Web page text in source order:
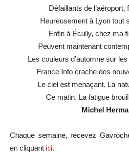
Défaillants de l’aéroport,
Heureusement à Lyon tout
Enfin à Écully, chez ma
Peuvent maintenant
Les couleurs d’automne sur
France Info crache des
Le ciel est menaçant. La
Ce matin. La fatigue
Michel
Chaque semaine, recevez
en cliquant ici.